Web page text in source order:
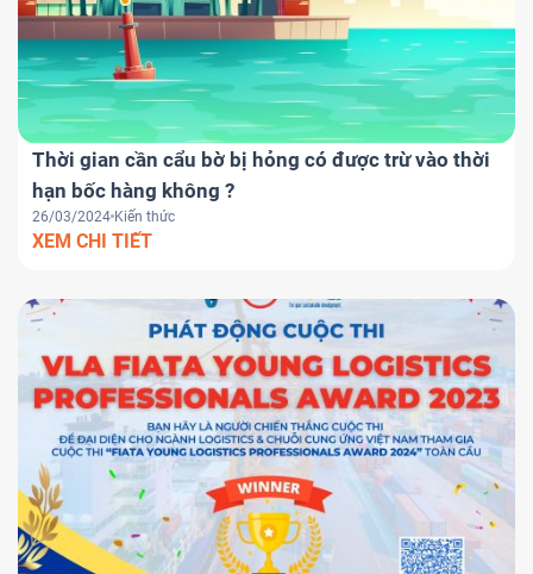
Thời gian cần cẩu bờ bị hỏng có được trừ vào thời
hạn bốc hàng không ?
26/03/2024 Kiến thức
XEM CHI TIẾT